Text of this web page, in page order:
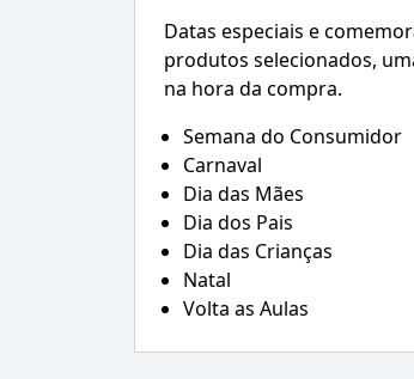
Datas especiais e
produtos selecionados,
na hora da compra.
Semana do Consumidor
Carnaval
Dia das Mães
Dia dos Pais
Dia das Crianças
Natal
Volta as Aulas